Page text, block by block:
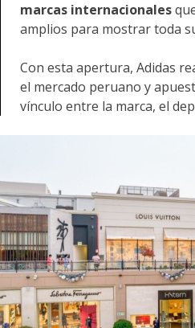
marcas internacionales
amplios para mostrar toda
Con esta apertura, Adidas
el mercado peruano y
vínculo entre la marca, el